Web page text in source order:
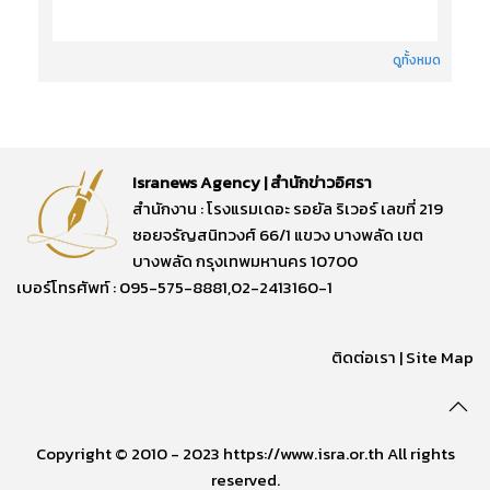
ดูทั้งหมด
Isranews Agency | สำนักข่าวอิศรา
สำนักงาน : โรงแรมเดอะ รอยัล ริเวอร์ เลขที่ 219
ซอยจรัญสนิทวงศ์ 66/1 แขวง บางพลัด เขต
บางพลัด กรุงเทพมหานคร 10700
เบอร์โทรศัพท์ : 095-575-8881,02-2413160-1
ติดต่อเรา |Site Map
Copyright © 2010 - 2023 https://www.isra.or.th All rights
reserved.